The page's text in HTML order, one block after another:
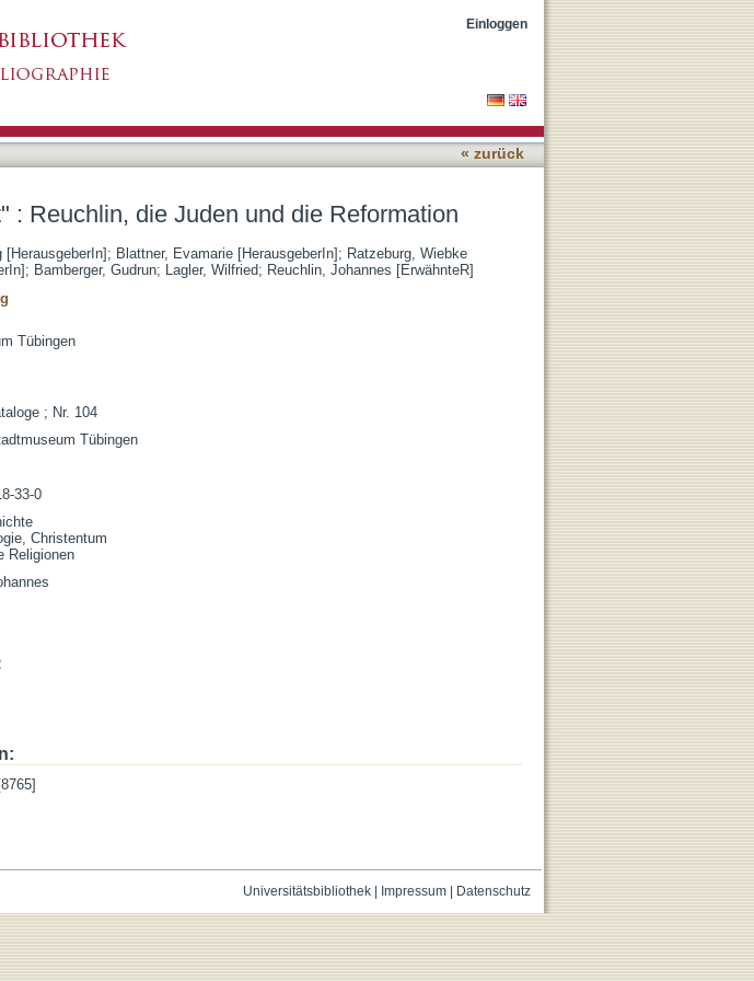
Einloggen
« zurück
: Reuchlin, die Juden und die Reformation
[HerausgeberIn] ; Blattner, Evamarie [HerausgeberIn] ; Ratzeburg, Wiebke
; Bamberger, Gudrun; Lagler, Wilfried; Reuchlin, Johannes [ErwähnteR]
Tübingen
; Nr. 104
Tübingen
33-0
Christentum
Religionen
Universitätsbibliothek| Impressum| Datenschutz